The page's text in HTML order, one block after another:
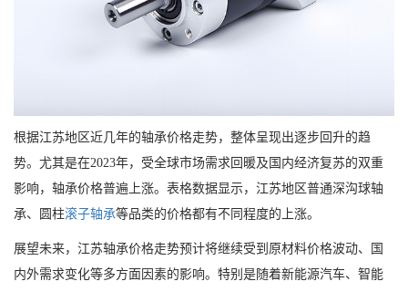
根据江苏地区近几年的轴承价格走势，整体呈现出逐步回升的趋
势。尤其是在2023年，受全球市场需求回暖及国内经济复苏的双重
影响，轴承价格普遍上涨。表格数据显示，江苏地区普通深沟球轴
承、圆柱滚子轴承等品类的价格都有不同程度的上涨。
展望未来，江苏轴承价格走势预计将继续受到原材料价格波动、国
内外需求变化等多方面因素的影响。特别是随着新能源汽车、智能